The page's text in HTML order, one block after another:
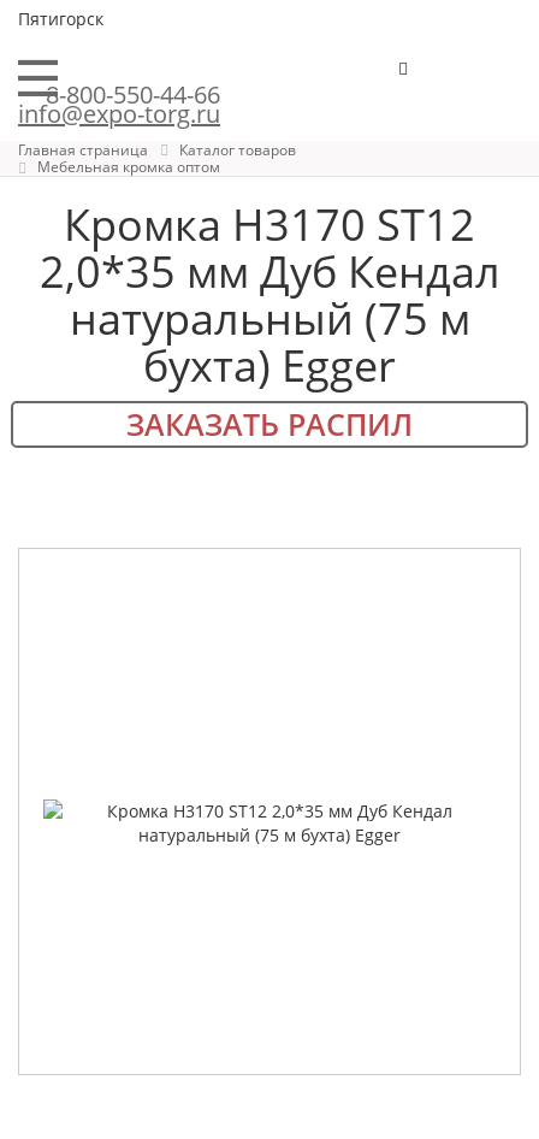
Пятигорск
8-800-550-44-66
info@expo-torg.ru
Главная страница
Каталог товаров
Мебельная кромка оптом
Кромка H3170 ST12
2,0*35 мм Дуб Кендал
натуральный (75 м
бухта) Egger
ЗАКАЗАТЬ РАСПИЛ